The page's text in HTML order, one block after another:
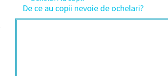
De ce au copii nevoie de ochelari?